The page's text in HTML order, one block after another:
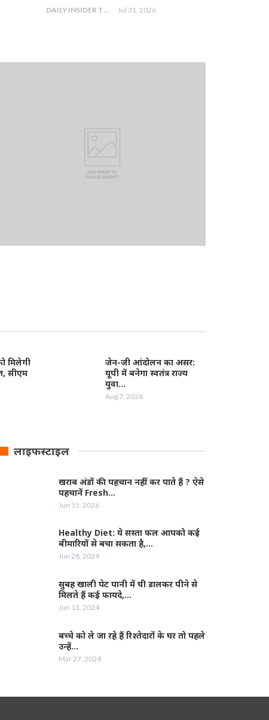
DAILY INSIDER TEAM Jul 31, 2026
मिलेगी
सीएम
जेन-जी आंदोलन का असर:
यूपी में बनेगा स्वतंत्र राज्य
युवा…
Aug 7, 2026
लाइफस्टाइल
खराब अंडों की पहचान नहीं कर पाते हैं ? ऐसे
पहचानें Fresh…
Jun 15, 2026
Healthy Diet: ये सस्ता फल आपको कई
बीमारियों से बचा सकता है,…
Jun 28, 2024
सुबह खाली पेट पानी में घी डालकर पीने से
मिलते हैं कई फायदे,…
Jun 13, 2024
बच्चे को ले जा रहे हैं रिश्तेदारों के घर तो पहले
उन्हें…
Mar 27, 2024